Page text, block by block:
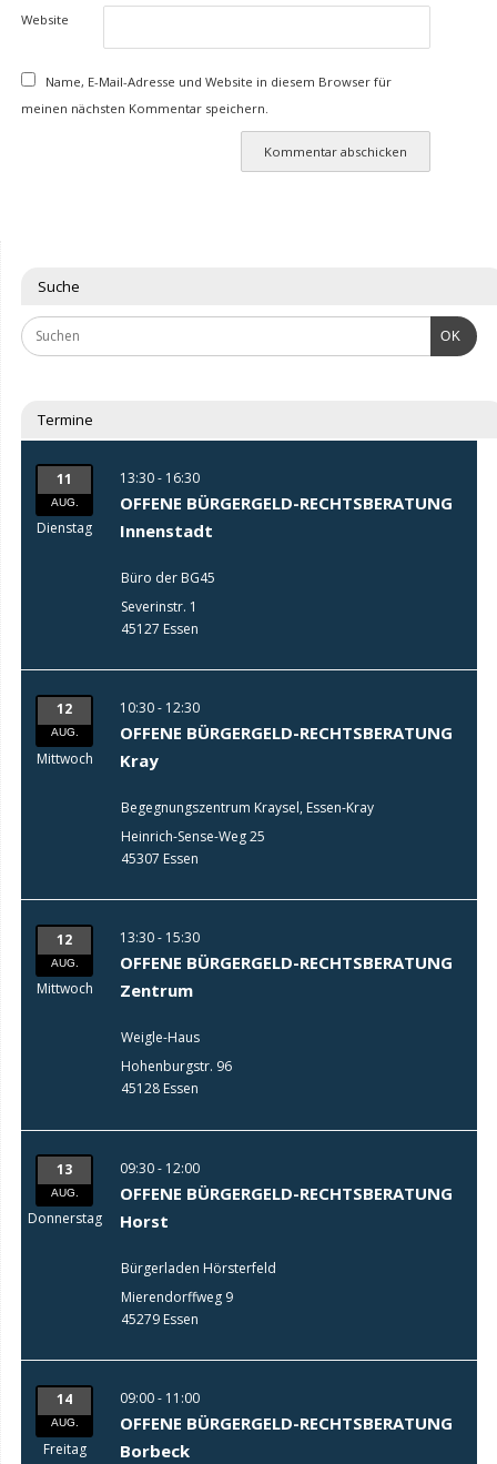
Website
Name, E-Mail-Adresse und Website in diesem Browser für
meinen nächsten Kommentar speichern.
Suche
OK
Termine
11
AUG.
Dienstag
13:30 - 16:30
OFFENE BÜRGERGELD-RECHTSBERATUNG
Innenstadt
Büro der BG45
Severinstr. 1
45127 Essen
12
AUG.
Mittwoch
10:30 - 12:30
OFFENE BÜRGERGELD-RECHTSBERATUNG
Kray
Begegnungszentrum Kraysel, Essen-Kray
Heinrich-Sense-Weg 25
45307 Essen
12
AUG.
Mittwoch
13:30 - 15:30
OFFENE BÜRGERGELD-RECHTSBERATUNG
Zentrum
Weigle-Haus
Hohenburgstr. 96
45128 Essen
13
AUG.
Donnerstag
09:30 - 12:00
OFFENE BÜRGERGELD-RECHTSBERATUNG
Horst
Bürgerladen Hörsterfeld
Mierendorffweg 9
45279 Essen
14
AUG.
Freitag
09:00 - 11:00
OFFENE BÜRGERGELD-RECHTSBERATUNG
Borbeck